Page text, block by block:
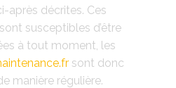
après décrites. Ces
susceptibles d’être
à tout moment, les
sont donc
manière régulière.